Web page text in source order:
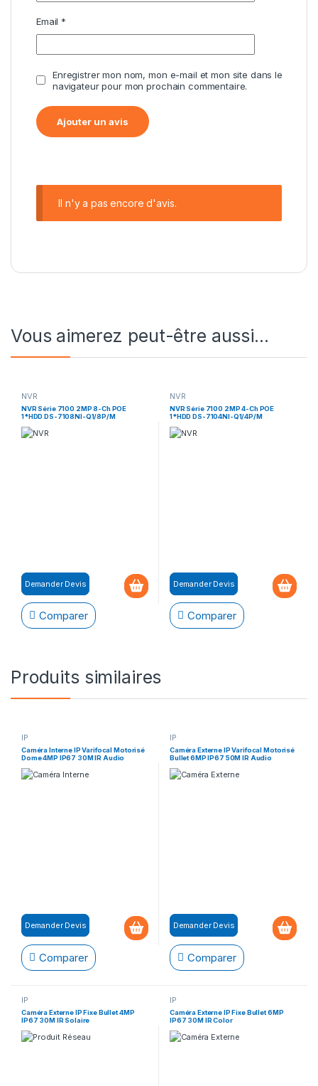
Email *
Enregistrer mon nom, mon e-mail et mon site dans le
navigateur pour mon prochain commentaire.
Il n'y a pas encore d'avis.
Vous aimerez peut-être aussi…
NVR
NVR Série 7100 2MP 8-Ch POE
1*HDD DS-7108NI-Q1/8P/M
Demander Devis
Comparer
NVR
NVR Série 7100 2MP 4-Ch POE
1*HDD DS-7104NI-Q1/4P/M
Demander Devis
Comparer
Produits similaires
IP
Caméra Interne IP Varifocal Motorisé
Dome 4MP IP67 30M IR Audio
Demander Devis
Comparer
IP
Caméra Externe IP Varifocal Motorisé
Bullet 6MP IP67 50M IR Audio
Demander Devis
Comparer
IP
Caméra Externe IP Fixe Bullet 4MP
IP67 30M IR Solaire
IP
Caméra Externe IP Fixe Bullet 6MP
IP67 30M IR Color